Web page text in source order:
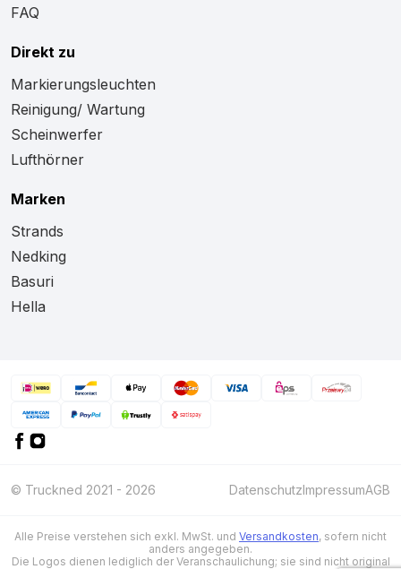
FAQ
Direkt zu
Markierungsleuchten
Reinigung/ Wartung
Scheinwerfer
Lufthörner
Marken
Strands
Nedking
Basuri
Hella
© Truckned 2021 - 2026 DatenschutzImpressumAGB
Alle Preise verstehen sich exkl. MwSt. und Versandkosten, sofern nicht
anders angegeben.
Die Logos dienen lediglich der Veranschaulichung; sie sind nicht original